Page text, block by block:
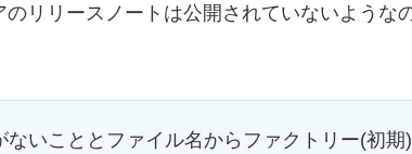
リリースノートは公開されていないような
ないこととファイル名からファクトリー(初期